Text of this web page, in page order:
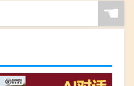
☚